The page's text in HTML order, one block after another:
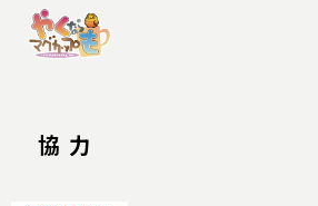
協力